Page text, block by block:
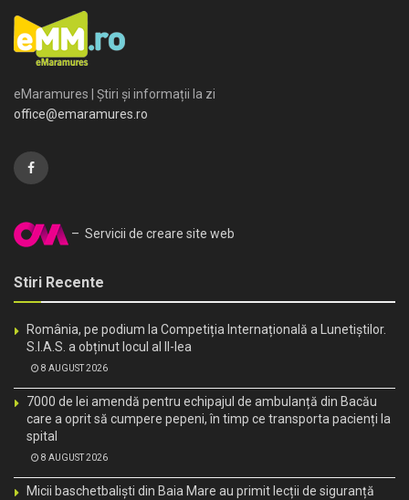
eMaramures | Știri și informații la zi
office@emaramures.ro
– Servicii de creare site web
Stiri Recente
România, pe podium la Competiția Internațională a Lunetiștilor.
S.I.A.S. a obținut locul al II-lea
8 AUGUST 2026
7000 de lei amendă pentru echipajul de ambulanță din Bacău
care a oprit să cumpere pepeni, în timp ce transporta pacienți la
spital
8 AUGUST 2026
Micii baschetbaliști din Baia Mare au primit lecții de siguranță